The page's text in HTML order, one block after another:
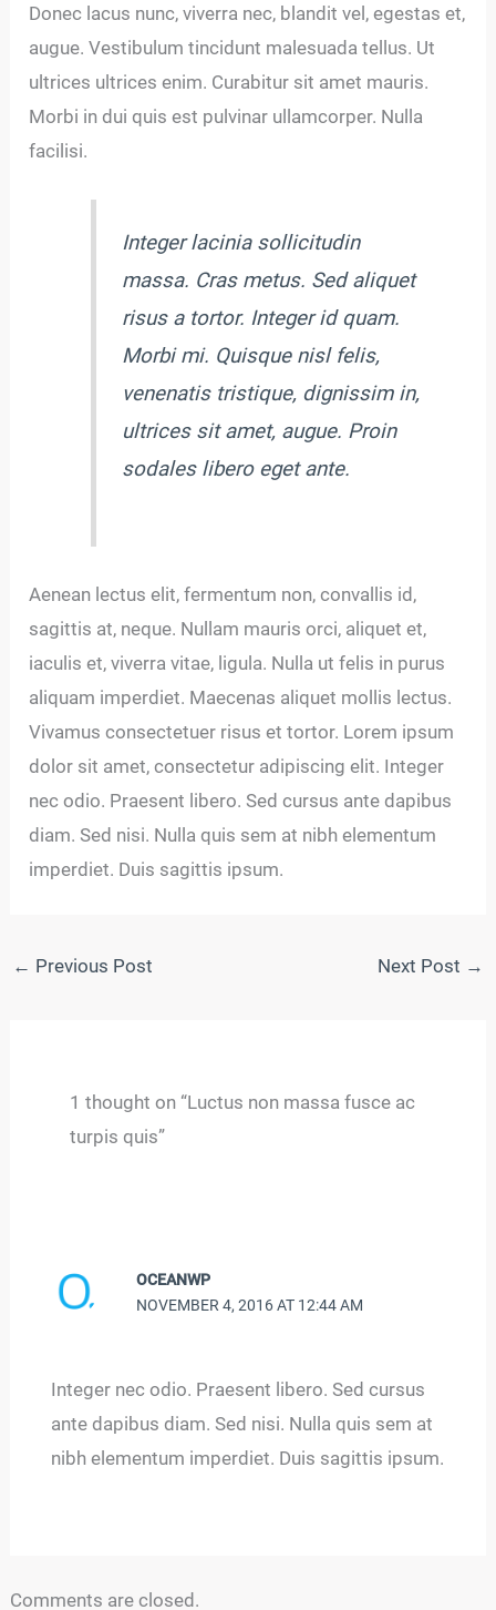
Donec lacus nunc, viverra nec, blandit vel, egestas et,
augue. Vestibulum tincidunt malesuada tellus. Ut
ultrices ultrices enim. Curabitur sit amet mauris.
Morbi in dui quis est pulvinar ullamcorper. Nulla
facilisi.
Integer lacinia sollicitudin
massa. Cras metus. Sed aliquet
risus a tortor. Integer id quam.
Morbi mi. Quisque nisl felis,
venenatis tristique, dignissim in,
ultrices sit amet, augue. Proin
sodales libero eget ante.
Aenean lectus elit, fermentum non, convallis id,
sagittis at, neque. Nullam mauris orci, aliquet et,
iaculis et, viverra vitae, ligula. Nulla ut felis in purus
aliquam imperdiet. Maecenas aliquet mollis lectus.
Vivamus consectetuer risus et tortor. Lorem ipsum
dolor sit amet, consectetur adipiscing elit. Integer
nec odio. Praesent libero. Sed cursus ante dapibus
diam. Sed nisi. Nulla quis sem at nibh elementum
imperdiet. Duis sagittis ipsum.
← Previous Post Next Post →
1 thought on “Luctus non massa fusce ac
turpis quis”
OCEANWP
NOVEMBER 4, 2016 AT 12:44 AM
Integer nec odio. Praesent libero. Sed cursus
ante dapibus diam. Sed nisi. Nulla quis sem at
nibh elementum imperdiet. Duis sagittis ipsum.
Comments are closed.